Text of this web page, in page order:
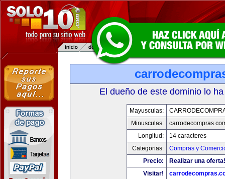
El dueño de este dominio lo
Mayusculas:
Minusculas:
Longitud:
14 caracteres
Categorias:
Compras y
Precio:
Realizar una oferta!
Visitar!